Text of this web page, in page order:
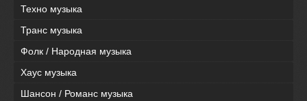
Техно музыка
Транс музыка
Фолк / Народная музыка
Хаус музыка
Шансон / Романс музыка